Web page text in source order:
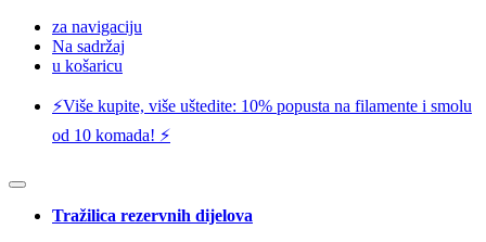
za navigaciju
Na sadržaj
u košaricu
⚡️Više kupite, više uštedite: 10% popusta na filamente i smolu
od 10 komada! ⚡️
Tražilica rezervnih dijelova